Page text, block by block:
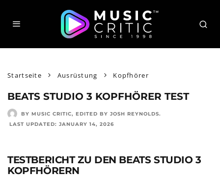
Startseite Ausrüstung Kopfhörer
BEATS STUDIO 3 KOPFHÖRER TEST
BY MUSIC CRITIC, EDITED BY JOSH REYNOLDS.
LAST UPDATED: JANUARY 14, 2026
TESTBERICHT ZU DEN BEATS STUDIO 3
KOPFHÖRERN